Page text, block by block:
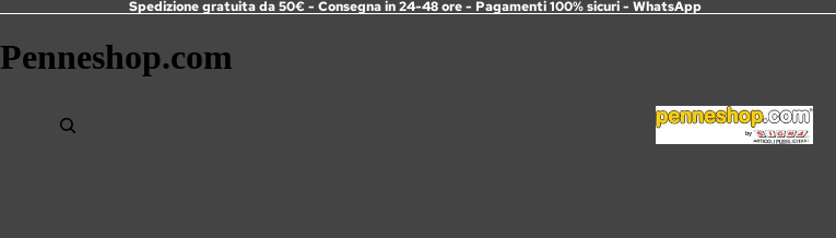
Spedizione gratuita da 50€ - Consegna in 24-48 ore - Pagamenti 100% sicuri - WhatsApp
Penneshop.com